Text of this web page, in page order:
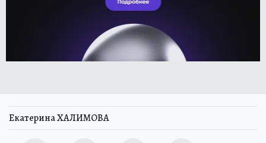
Екатерина ХАЛИМОВА